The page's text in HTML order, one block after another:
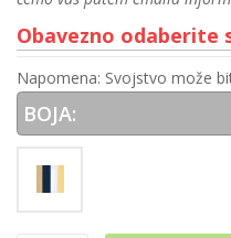
Obavezno odaberite
Napomena: Svojstvo može
BOJA: